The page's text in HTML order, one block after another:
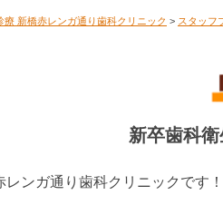
新橋赤レンガ通り歯科クリニック > スタッフ
新卒歯科
ンガ通り歯科クリニックです！